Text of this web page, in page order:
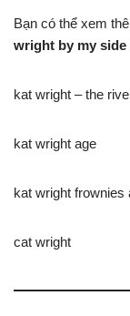
Bạn có thể xem
wright by my side
kat wright – the
kat wright age
kat wright frownies
cat wright